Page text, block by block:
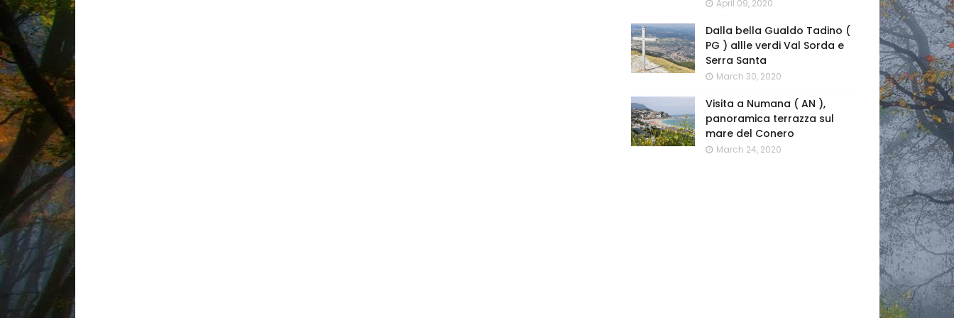
April 09, 2020
Dalla bella Gualdo Tadino (
PG ) allle verdi Val Sorda e
Serra Santa
March 30, 2020
Visita a Numana ( AN ),
panoramica terrazza sul
mare del Conero
March 24, 2020